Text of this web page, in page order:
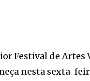
Festival de Artes
nesta sexta-